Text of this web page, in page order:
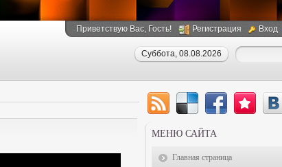
Приветствую Вас, Гость! Регистрация Вход
Суббота, 08.08.2026
МЕНЮ САЙТА
Главная страница